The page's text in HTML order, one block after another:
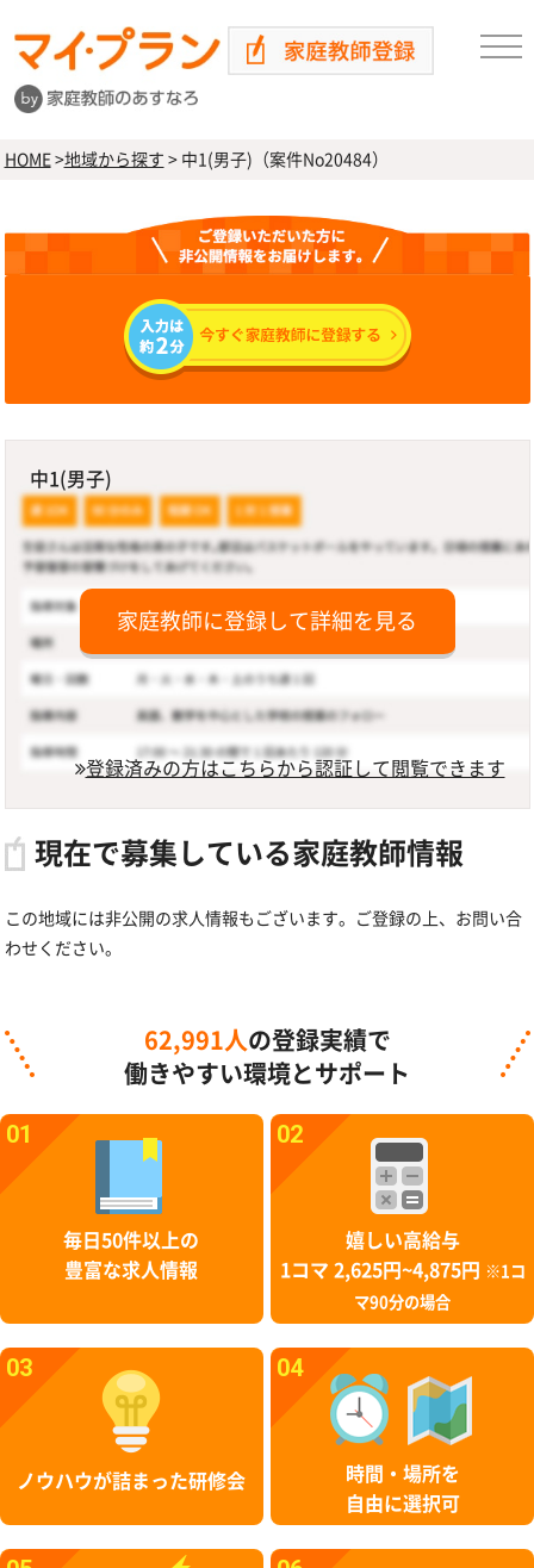
HOME>地域から探す >中1(男子)（案件No20484）
中1(男子)
家庭教師に登録して詳細を見る
登録済みの方はこちらから認証して閲覧できます
現在で募集している家庭教師情報
この地域には非公開の求人情報もございます。ご登録の上、お問い合
わせください。
62,991人 の登録実績で
働きやすい環境とサポート
01
毎日50件以上の
豊富な求人情報
02
嬉しい高給与
1コマ 2,625円~4,875円
※1コ
マ90分の場合
03
ノウハウが詰まった研修会
04
時間・場所を
自由に選択可